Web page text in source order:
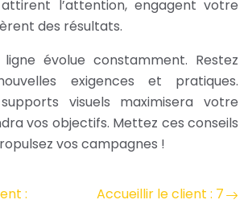
l’attention, engagent votre
des résultats.
évolue constamment. Restez
exigences et pratiques.
visuels maximisera votre
vos objectifs. Mettez ces conseils
vos campagnes !
:
Accueillir le client : 7